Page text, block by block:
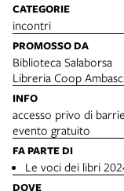
CATEGORIE
incontri
PROMOSSO DA
Biblioteca Salaborsa
Libreria Coop
INFO
accesso privo di
evento gratuito
FA PARTE DI
Le voci dei libri
DOVE